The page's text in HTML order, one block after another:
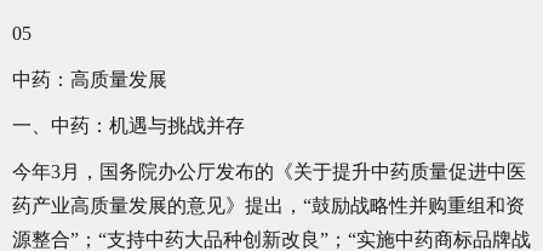
05
中药：高质量发展
一、中药：机遇与挑战并存
今年3月，国务院办公厅发布的《关于提升中药质量促进中医
药产业高质量发展的意见》提出，“鼓励战略性并购重组和资
源整合”；“支持中药大品种创新改良”；“实施中药商标品牌战